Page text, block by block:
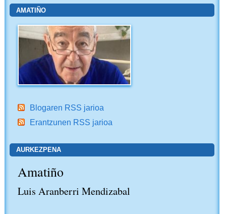
AMATIÑO
Blogaren RSS jarioa
Erantzunen RSS jarioa
AURKEZPENA
Amatiño
Luis Aranberri Mendizabal